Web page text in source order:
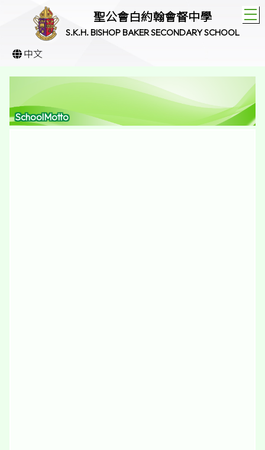
聖公會白約翰會督中學
S.K.H. BISHOP BAKER SECONDARY SCHOOL
中文
SchoolMotto